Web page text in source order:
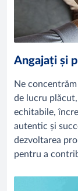
Angajați și
Ne
de lucru
echitabile,
autentic și
dezvoltarea
pentru a